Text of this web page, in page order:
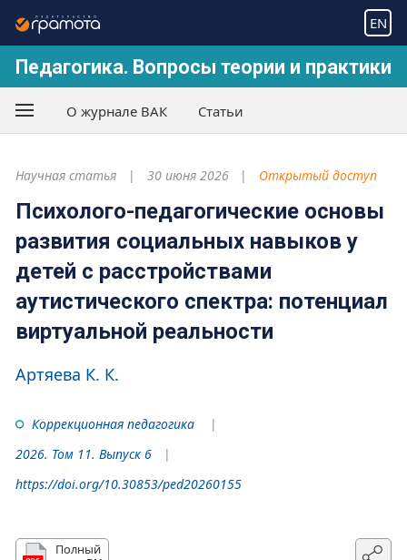
EN
Педагогика. Вопросы теории и практики
О журнале ВАК Статьи
Научная статья 30 июня 2026 Открытый доступ
Психолого-педагогические основы
развития социальных навыков у
детей с расстройствами
аутистического спектра: потенциал
виртуальной реальности
Артяева К. К.
Коррекционная педагогика
2026. Том 11. Выпуск 6
https://doi.org/10.30853/ped20260155
Полный